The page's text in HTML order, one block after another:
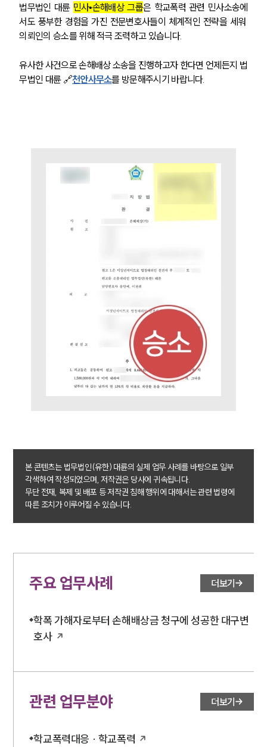
그룹소개
그룹소개
업무사례
주요 업무사례
고객후기
업무분야
민사그룹 업무
전체
구성원 소개
소식/자료
언론보도
공지사항
법률 블로그
법률서식
뉴스레터/브로슈어
대륜법률상담예약
법무법인 대륜 민사•손해배상 그룹은 학교폭력 관련 민사소송에
서도 풍부한 경험을 가진 전문변호사들이 체계적인 전략을 세워
의뢰인의 승소를 위해 적극 조력하고 있습니다.
유사한 사건으로 손해배상 소송을 진행하고자 한다면 언제든지 법
무법인 대륜 🔗천안사무소를 방문해주시기 바랍니다.
본 콘텐츠는 법무법인(유한) 대륜의 실제 업무 사례를 바탕으로 일부
각색하여 작성되었으며, 저작권은 당사에 귀속됩니다.
무단 전재, 복제 및 배포 등 저작권 침해 행위에 대해서는 관련 법령에
따른 조치가 이루어질 수 있습니다.
주요 업무사례 더보기
학폭 가해자로부터 손해배상금 청구에 성공한 대구변
호사
관련 업무분야 더보기
학교폭력대응 · 학교폭력